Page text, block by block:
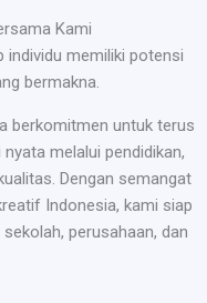
Kami
individu memiliki potensi
bermakna.
berkomitmen untuk terus
melalui pendidikan,
Dengan semangat
Indonesia, kami siap
perusahaan, dan